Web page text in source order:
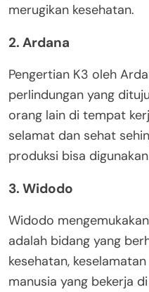
merugikan kesehatan.
2. Ardana
Pengertian K3 oleh
perlindungan yang
orang lain di tempat
selamat dan sehat
produksi bisa
3. Widodo
Widodo
adalah bidang yang
kesehatan,
manusia yang bekerja